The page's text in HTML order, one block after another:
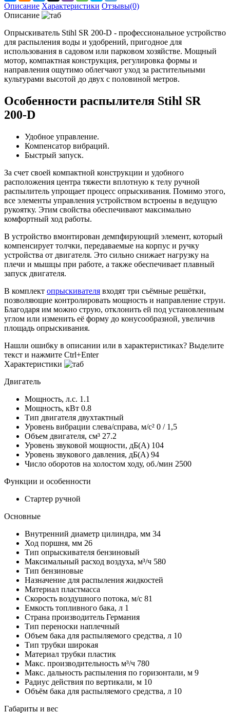
Описание Характеристики Отзывы(0)
Описание
Опрыскиватель Stihl SR 200-D - профессиональное устройство
для распыления воды и удобрений, пригодное для
использования в садовом или парковом хозяйстве. Мощный
мотор, компактная конструкция, регулировка формы и
направления ощутимо облегчают уход за растительными
культурами высотой до двух с половиной метров.
Особенности распылителя Stihl SR
200-D
Удобное управление.
Компенсатор вибраций.
Быстрый запуск.
За счет своей компактной конструкции и удобного
расположения центра тяжести вплотную к телу ручной
распылитель упрощает процесс опрыскивания. Помимо этого,
все элементы управления устройством встроены в ведущую
рукоятку. Этим свойства обеспечивают максимально
комфортный ход работы.
В устройство вмонтирован демпфирующий элемент, который
компенсирует толчки, передаваемые на корпус и ручку
устройства от двигателя. Это сильно снижает нагрузку на
плечи и мышцы при работе, а также обеспечивает плавный
запуск двигателя.
В комплект опрыскивателя входят три съёмные решётки,
позволяющие контролировать мощность и направление струи.
Благодаря им можно струю, отклонить ей под установленным
углом или изменить её форму до конусообразной, увеличив
площадь опрыскивания.
Нашли ошибку в описании или в характеристиках? Выделите
текст и нажмите Ctrl+Enter
Характеристики
Двигатель
Мощность, л.с. 1.1
Мощность, кВт 0.8
Тип двигателя двухтактный
Уровень вибрации слева/справа, м/с² 0 / 1,5
Объем двигателя, см³ 27.2
Уровень звуковой мощности, дБ(A) 104
Уровень звукового давления, дБ(A) 94
Число оборотов на холостом ходу, об./мин 2500
Функции и особенности
Стартер ручной
Основные
Внутренний диаметр цилиндра, мм 34
Ход поршня, мм 26
Тип опрыскивателя бензиновый
Максимальный расход воздуха, м³/ч 580
Тип бензиновые
Назначение для распыления жидкостей
Материал пластмасса
Скорость воздушного потока, м/с 81
Емкость топливного бака, л 1
Страна производитель Германия
Тип переноски наплечный
Объем бака для распыляемого средства, л 10
Тип трубки широкая
Материал трубки пластик
Макс. производительность м³/ч 780
Макс. дальность распыления по горизонтали, м 9
Радиус действия по вертикали, м 10
Объём бака для распыляемого средства, л 10
Габариты и вес